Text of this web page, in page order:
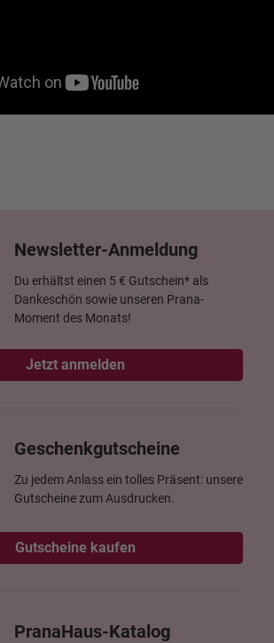
Newsletter-Anmeldung
Du erhältst einen 5 € Gutschein* als
Dankeschön sowie unseren Prana-
Moment des Monats!
Jetzt anmelden
Geschenkgutscheine
Zu jedem Anlass ein tolles Präsent: unsere
Gutscheine zum Ausdrucken.
Gutscheine kaufen
PranaHaus-Katalog